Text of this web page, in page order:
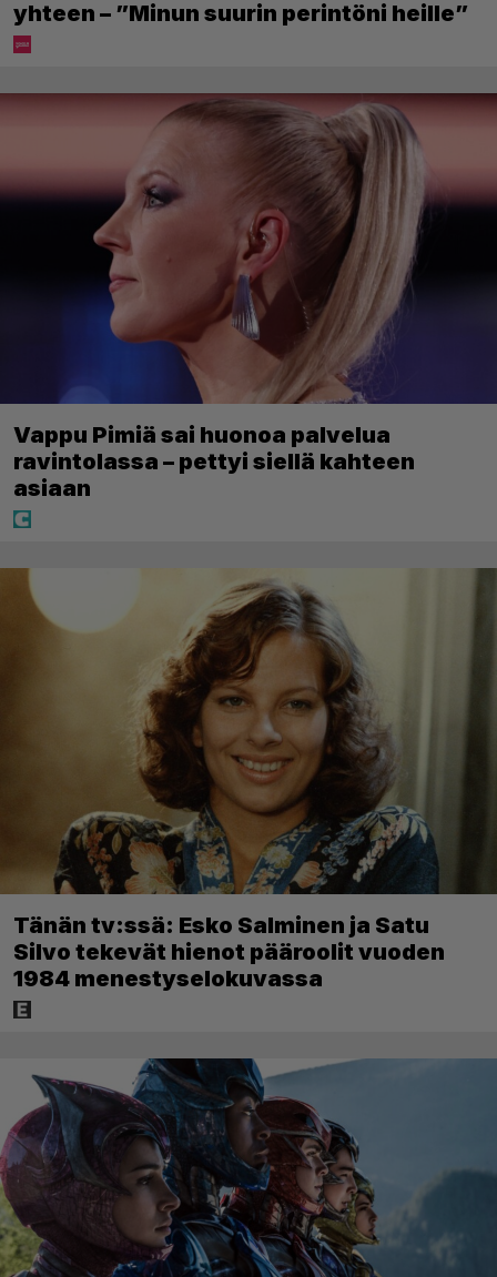
yhteen – ”Minun suurin perintöni heille”
Vappu Pimiä sai huonoa palvelua
ravintolassa – pettyi siellä kahteen
asiaan
Tänän tv:ssä: Esko Salminen ja Satu
Silvo tekevät hienot pääroolit vuoden
1984 menestyselokuvassa